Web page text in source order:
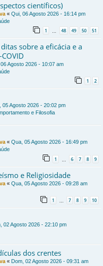
científicos)
« Qui, 06 Agosto 2026 - 16:14 pm
1 … 48 49 50 51
sobre a eficácia e a
Agosto 2026 - 10:07 am
1 2
05 Agosto 2026 - 20:02 pm
e Filosofia
« Qua, 05 Agosto 2026 - 16:49 pm
1 6 7 8 9
e Religiosidade
« Qua, 05 Agosto 2026 - 09:28 am
1 7 8 9 10
02 Agosto 2026 - 22:10 pm
dos crentes
« Dom, 02 Agosto 2026 - 09:31 am